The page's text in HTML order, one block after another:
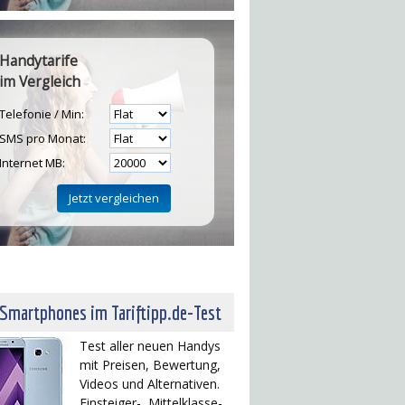
Handytarife
im Vergleich
Telefonie / Min:
SMS pro Monat:
Internet MB:
im Tariftipp.de-Test
Test aller neuen Handys
mit Preisen, Bewertung,
Videos und Alternativen.